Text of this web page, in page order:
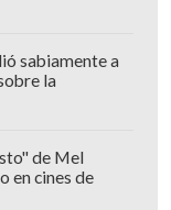
sabiamente a
la
de Mel
en cines de